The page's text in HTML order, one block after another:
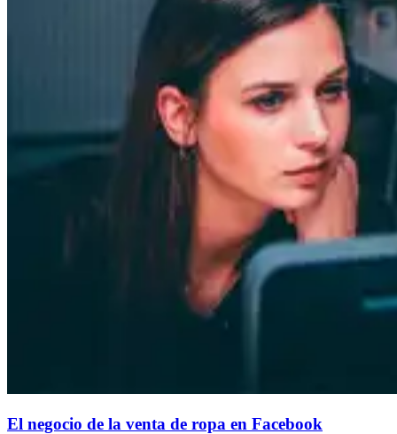
El negocio de la venta de ropa en Facebook